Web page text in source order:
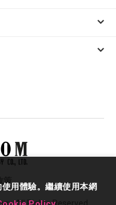
用體驗。繼續使用本網